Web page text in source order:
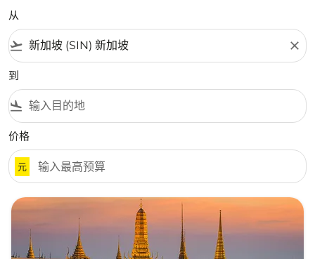
从
flight_takeoff close
到
flight_land
价格
元